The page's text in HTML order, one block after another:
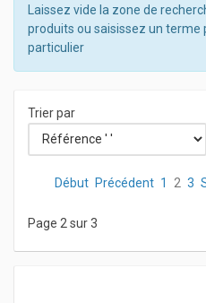
Laissez vide la zone de
produits ou saisissez un terme
particulier
Trier par
Début Précédent 1 2 3
Page 2 sur 3